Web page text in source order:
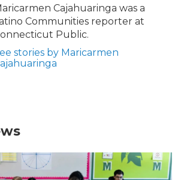
Cajahuaringa was a
Communities reporter at
Public.
stories by Maricarmen